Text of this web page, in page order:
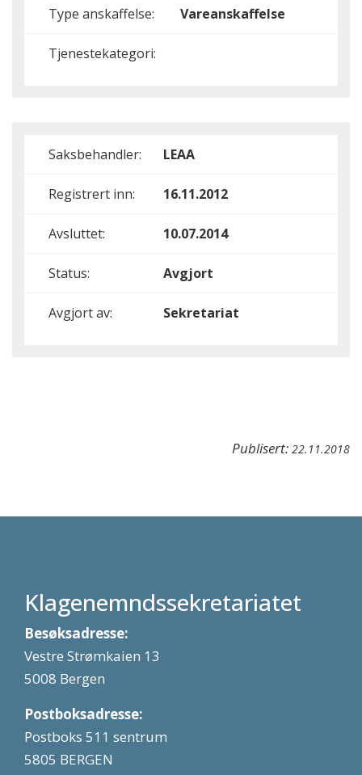
Type anskaffelse: Vareanskaffelse
Tjenestekategori:
Saksbehandler: LEAA
Registrert inn: 16.11.2012
Avsluttet: 10.07.2014
Status: Avgjort
Avgjort av: Sekretariat
Publisert: 22.11.2018
Klagenemndssekretariatet
Besøksadresse:
Vestre Strømkaien 13
5008 Bergen
Postboksadresse:
Postboks 511 sentrum
5805 BERGEN